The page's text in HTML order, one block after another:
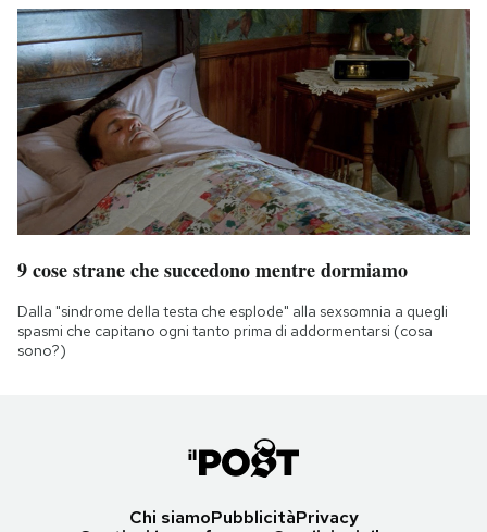
9 cose strane che succedono mentre dormiamo
Dalla "sindrome della testa che esplode" alla sexsomnia a quegli
spasmi che capitano ogni tanto prima di addormentarsi (cosa
sono?)
Chi siamoPubblicitàPrivacy